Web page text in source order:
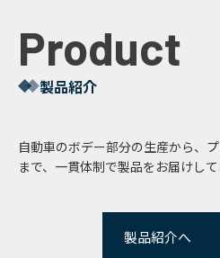
Product
製品紹介
自動車のボデー部分の生産から、
まで、一貫体制で製品をお届けして
製品紹介へ